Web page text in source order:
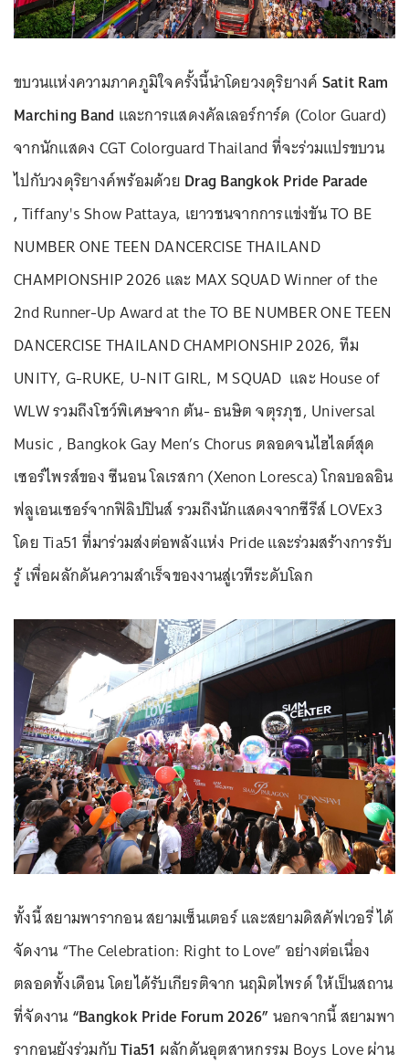
ขบวนแห่งความภาคภูมิใจครั้งนี้นำโดยวงดุริยางค์ Satit Ram
Marching Band และการแสดงคัลเลอร์การ์ด (Color Guard)
จากนักแสดง CGT Colorguard Thailand ที่จะร่วมแปรขบวน
ไปกับวงดุริยางค์พร้อมด้วย Drag Bangkok Pride Parade
,Tiffany's Show Pattaya, เยาวชนจากการแข่งขัน TO BE
NUMBER ONE TEEN DANCERCISE THAILAND
CHAMPIONSHIP 2026 และ MAX SQUAD Winner of the
2nd Runner-Up Award at the TO BE NUMBER ONE TEEN
DANCERCISE THAILAND CHAMPIONSHIP 2026, ทีม
UNITY, G-RUKE, U-NIT GIRL, M SQUAD และ House of
WLW รวมถึงโชว์พิเศษจาก ต้น- ธนษิต จตุรภุช, Universal
Music , Bangkok Gay Men’s Chorus ตลอดจนไฮไลต์สุด
เซอร์ไพรส์ของ ซีนอน โลเรสกา (Xenon Loresca)โกลบอลอิน
ฟลูเอนเซอร์จากฟิลิปปินส์ รวมถึงนักแสดงจากซีรีส์ LOVEx3
โดย Tia51 ที่มาร่วมส่งต่อพลังแห่ง Pride และร่วมสร้างการรับ
รู้ เพื่อผลักดันความสำเร็จของงานสู่เวทีระดับโลก
ทั้งนี้ สยามพารากอน สยามเซ็นเตอร์ และสยามดิสคัฟเวอรี่ ได้
จัดงาน “The Celebration: Right to Love” อย่างต่อเนื่อง
ตลอดทั้งเดือน โดยได้รับเกียรติจาก นฤมิตไพรด์ ให้เป็นสถาน
ที่จัดงาน “Bangkok Pride Forum 2026” นอกจากนี้ สยามพา
รากอนยังร่วมกับTia51 ผลักดันอุตสาหกรรม Boys Love ผ่าน